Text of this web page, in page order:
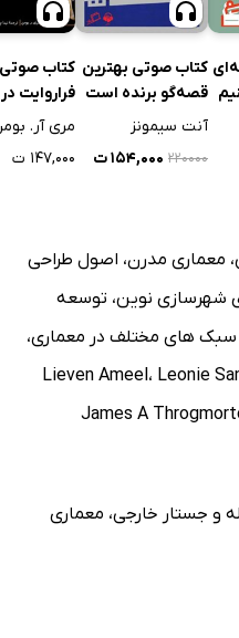
کتاب صوتی بهترین
قصه‌گو برنده است
آنت سیمونز
۲۲۰۰۰۰ ۱۵۴,۰۰۰ ت
کتاب صوتی
فراروایت
حلقه‌ها
مری آر.
۱۴۷,۰۰۰ ت
، معماری مدرن، اصول طراحی
شهرسازی نوین، توسعه
سبک های مختلف در معماری،
Lieven Ameel، Leonie
James A
و جستار خارجی، معماری